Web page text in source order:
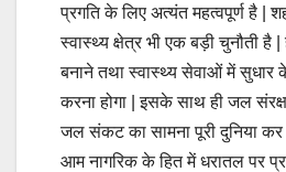
प्रगति के लिए अत्यंत महत्वपूर्ण है |
स्वास्थ्य क्षेत्र भी एक बड़ी चुनौती है
बनाने तथा स्वास्थ्य सेवाओं में सुधार
करना होगा | इसके साथ ही जल
जल संकट का सामना पूरी दुनिया कर
आम नागरिक के हित में धरातल पर